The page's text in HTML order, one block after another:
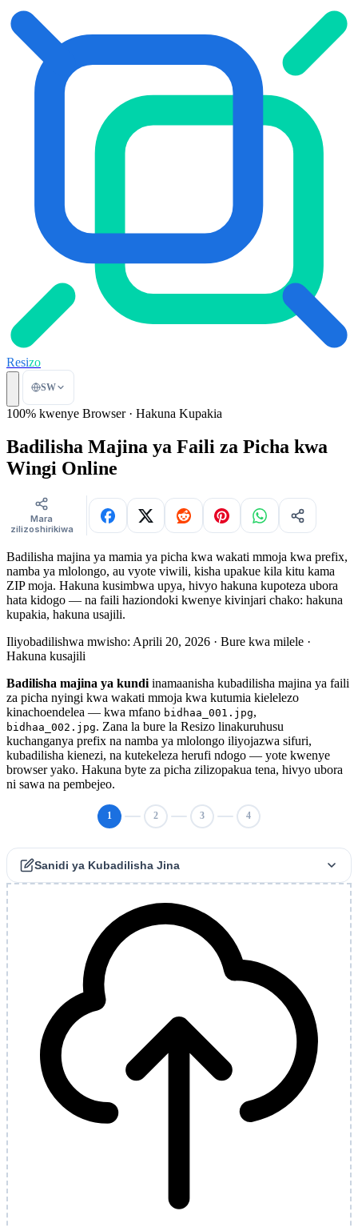
Resizo
SW
100% kwenye Browser · Hakuna Kupakia
Badilisha Majina ya Faili za Picha kwa
Wingi Online
Mara
zilizoshirikiwa
Badilisha majina ya mamia ya picha kwa wakati mmoja kwa prefix,
namba ya mlolongo, au vyote viwili, kisha upakue kila kitu kama
ZIP moja. Hakuna kusimbwa upya, hivyo hakuna kupoteza ubora
hata kidogo — na faili haziondoki kwenye kivinjari chako: hakuna
kupakia, hakuna usajili.
Iliyobadilishwa mwisho: Aprili 20, 2026 · Bure kwa milele ·
Hakuna kusajili
Badilisha majina ya kundi inamaanisha kubadilisha majina ya faili
za picha nyingi kwa wakati mmoja kwa kutumia kielelezo
kinachoendelea — kwa mfano bidhaa_001.jpg,
bidhaa_002.jpg. Zana la bure la Resizo linakuruhusu
kuchanganya prefix na namba ya mlolongo iliyojazwa sifuri,
kubadilisha kienezi, na kutekeleza herufi ndogo — yote kwenye
browser yako. Hakuna byte za picha zilizopakua tena, hivyo ubora
ni sawa na pembejeo.
1 2 3 4
Sanidi ya Kubadilisha Jina